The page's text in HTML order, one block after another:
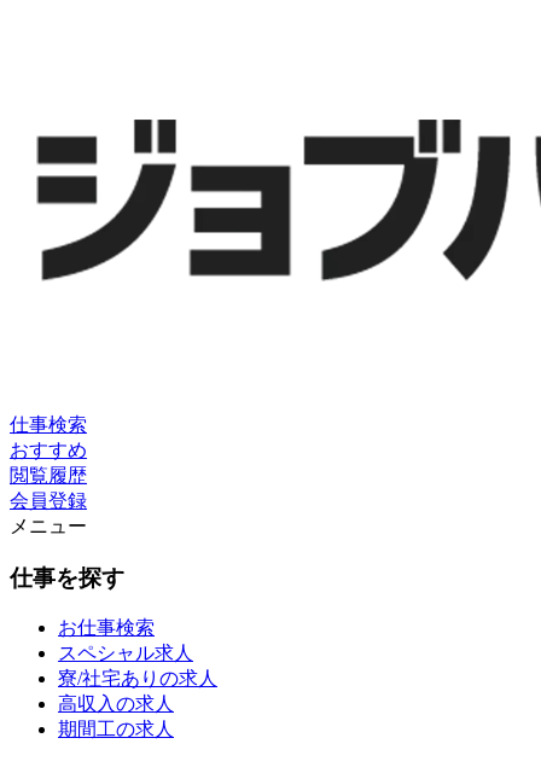
仕事検索
おすすめ
閲覧履歴
会員登録
メニュー
仕事を探す
お仕事検索
スペシャル求人
寮/社宅ありの求人
高収入の求人
期間工の求人